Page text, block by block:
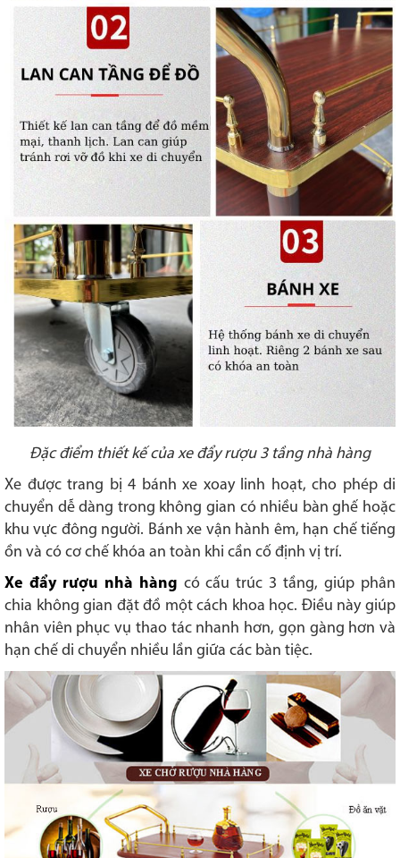
Đặc điểm thiết kế của xe đẩy rượu 3 tầng nhà hàng
Xe được trang bị 4 bánh xe xoay linh hoạt, cho phép di
chuyển dễ dàng trong không gian có nhiều bàn ghế hoặc
khu vực đông người. Bánh xe vận hành êm, hạn chế tiếng
ồn và có cơ chế khóa an toàn khi cần cố định vị trí.
Xe đẩy rượu nhà hàng có cấu trúc 3 tầng, giúp phân
chia không gian đặt đồ một cách khoa học. Điều này giúp
nhân viên phục vụ thao tác nhanh hơn, gọn gàng hơn và
hạn chế di chuyển nhiều lần giữa các bàn tiệc.